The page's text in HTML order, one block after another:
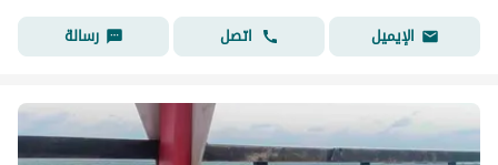
الإيميل
اتصل رسالة